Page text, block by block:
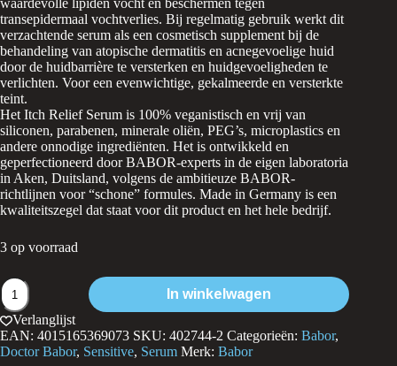
waardevolle lipiden vocht en beschermen tegen
transepidermaal vochtverlies. Bij regelmatig gebruik werkt dit
verzachtende serum als een cosmetisch supplement bij de
behandeling van atopische dermatitis en acnegevoelige huid
door de huidbarrière te versterken en huidgevoeligheden te
verlichten. Voor een evenwichtige, gekalmeerde en versterkte
teint.
Het Itch Relief Serum is 100% veganistisch en vrij van
siliconen, parabenen, minerale oliën, PEG’s, microplastics en
andere onnodige ingrediënten. Het is ontwikkeld en
geperfectioneerd door BABOR-experts in de eigen laboratoria
in Aken, Duitsland, volgens de ambitieuze BABOR-
richtlijnen voor “schone” formules. Made in Germany is een
kwaliteitszegel dat staat voor dit product en het hele bedrijf.
3 op voorraad
Doctor
Babor
Itch
relief
Serum
aantal
In winkelwagen
Verlanglijst
EAN: 4015165369073 SKU: 402744-2 Categorieën: Babor,
Doctor Babor, Sensitive, Serum Merk: Babor